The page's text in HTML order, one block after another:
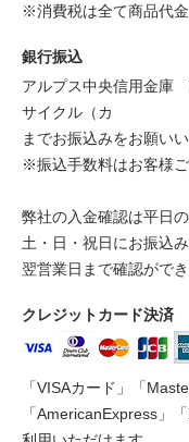
※消費税は全て商品代
銀行振込
アルプス中央信用金
サイクル（カ
までお振込みをお願い
※振込手数料はお客様ご
弊社の入金確認は平日
土・日・祝日にお振込
翌営業日まで確認がで
クレジットカード決済
「VISAカード」「
「AmericanExpress」